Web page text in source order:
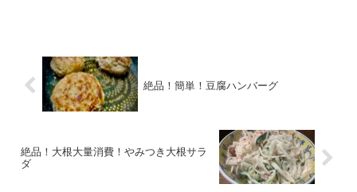
絶品！簡単！豆腐ハンバーグ
絶品！大根大量消費！やみつき大根サラ
ダ